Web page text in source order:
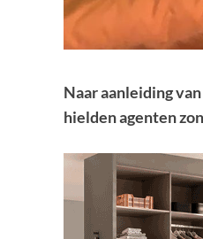
Naar aanleiding
hielden agenten